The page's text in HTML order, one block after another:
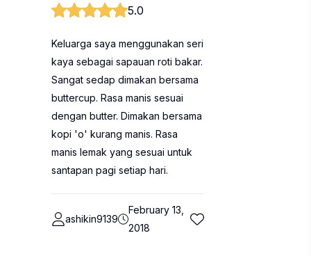
5.0
Keluarga saya menggunakan seri
kaya sebagai sapauan roti bakar.
Sangat sedap dimakan bersama
buttercup. Rasa manis sesuai
dengan butter. Dimakan bersama
kopi 'o' kurang manis. Rasa
manis lemak yang sesuai untuk
santapan pagi setiap hari.
ashikin9139
February 13,
2018